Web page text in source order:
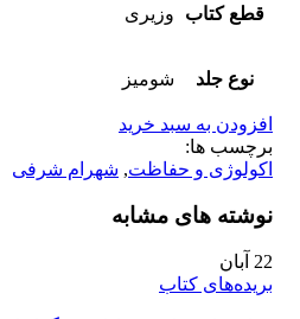
قطع کتاب وزیری
نوع جلد شومیز
افزودن به سبد خرید
برچسب ها:
اکولوژی و حفاظت, شهرام شرفی
نوشته های مشابه
22 آبان
بریده‌های کتاب